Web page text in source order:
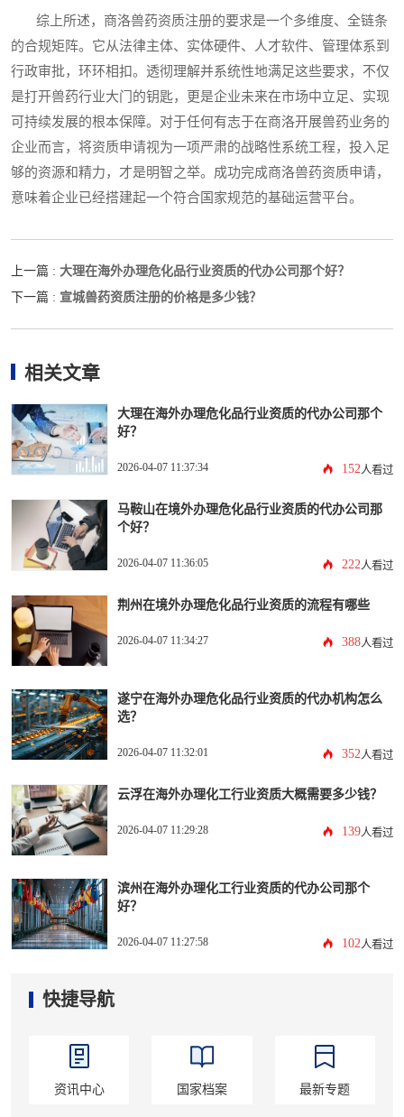
综上所述，商洛兽药资质注册的要求是一个多维度、全链条
的合规矩阵。它从法律主体、实体硬件、人才软件、管理体系到
行政审批，环环相扣。透彻理解并系统性地满足这些要求，不仅
是打开兽药行业大门的钥匙，更是企业未来在市场中立足、实现
可持续发展的根本保障。对于任何有志于在商洛开展兽药业务的
企业而言，将资质申请视为一项严肃的战略性系统工程，投入足
够的资源和精力，才是明智之举。成功完成商洛兽药资质申请，
意味着企业已经搭建起一个符合国家规范的基础运营平台。
上一篇 : 大理在海外办理危化品行业资质的代办公司那个好？
下一篇 : 宣城兽药资质注册的价格是多少钱？
相关文章
大理在海外办理危化品行业资质的代办公司那个
好？
2026-04-07 11:37:34 152 人看过
马鞍山在境外办理危化品行业资质的代办公司那
个好？
2026-04-07 11:36:05 222 人看过
荆州在境外办理危化品行业资质的流程有哪些
2026-04-07 11:34:27 388人看过
遂宁在海外办理危化品行业资质的代办机构怎么
选？
2026-04-07 11:32:01 352 人看过
云浮在海外办理化工行业资质大概需要多少钱？
2026-04-07 11:29:28 139人看过
滨州在海外办理化工行业资质的代办公司那个
好？
2026-04-07 11:27:58 102 人看过
快捷导航
资讯中心 国家档案 最新专题